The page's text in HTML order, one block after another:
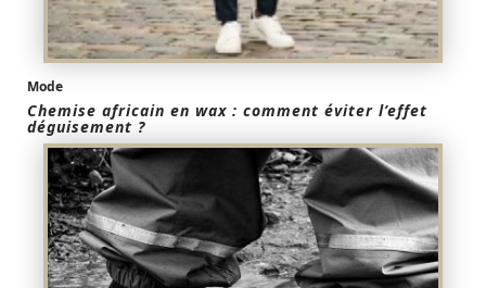
Mode
Chemise africain en wax : comment éviter l’effet
déguisement ?